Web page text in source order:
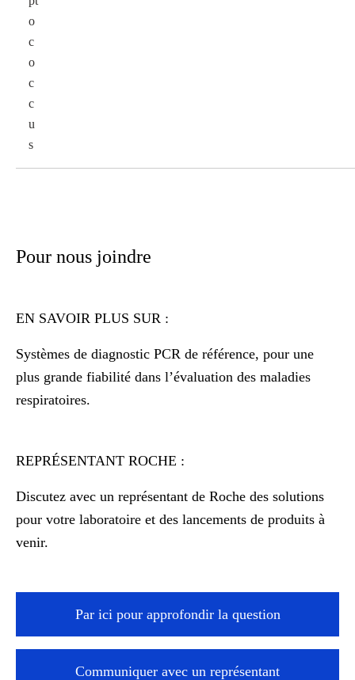
o
c
o
c
c
u
s
Pour nous joindre
EN SAVOIR PLUS SUR :
Systèmes de diagnostic PCR de référence, pour une
plus grande fiabilité dans l’évaluation des maladies
respiratoires.
REPRÉSENTANT ROCHE :
Discutez avec un représentant de Roche des solutions
pour votre laboratoire et des lancements de produits à
venir.
Par ici pour approfondir la question
Communiquer avec un représentant